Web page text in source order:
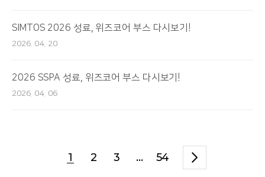
SIMTOS 2026 성료, 위즈코어 부스 다시보기!
2026. 04. 20
2026 SSPA 성료, 위즈코어 부스 다시보기!
2026. 04. 06
1 2 3 ... 54